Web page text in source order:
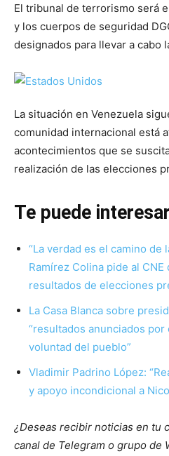
El tribunal de terrorismo será
y los cuerpos de seguridad
designados para llevar a cabo
La situación en Venezuela
comunidad internacional está
acontecimientos que se
realización de las elecciones
Te puede
“La verdad es el camino de
Ramírez Colina pide al
resultados de elecciones
La Casa Blanca sobre
“resultados anunciados por
voluntad del pueblo”
Vladimir Padrino López:
y apoyo incondicional a
¿Deseas recibir noticias en tu
canal de Telegram o grupo de